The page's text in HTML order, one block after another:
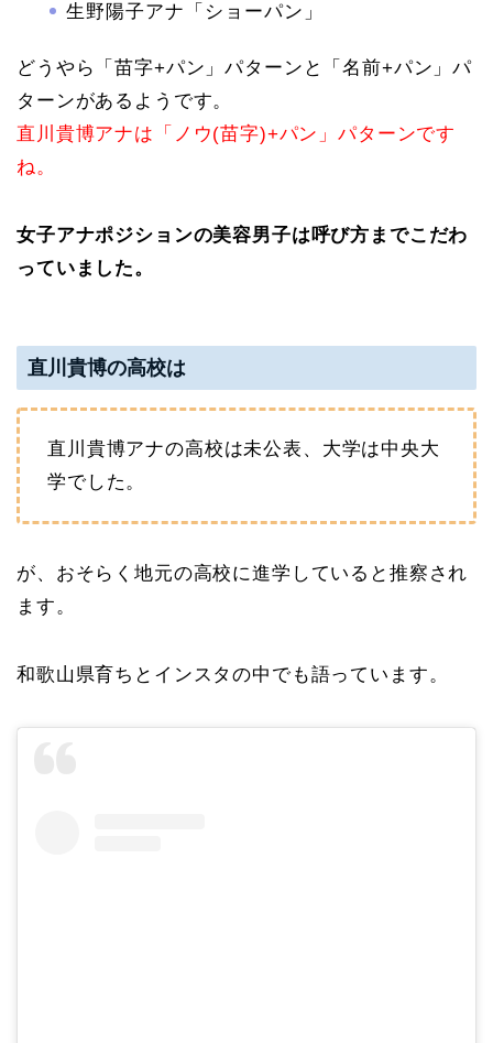
生野陽子アナ「ショーパン」
どうやら「苗字+パン」パターンと「名前+パン」パ
ターンがあるようです。
直川貴博アナは「ノウ(苗字)+パン」パターンです
ね。
女子アナポジションの美容男子は呼び方までこだわ
っていました。
直川貴博の高校は
直川貴博アナの高校は未公表、大学は中央大
学でした。
が、おそらく地元の高校に進学していると推察され
ます。
和歌山県育ちとインスタの中でも語っています。